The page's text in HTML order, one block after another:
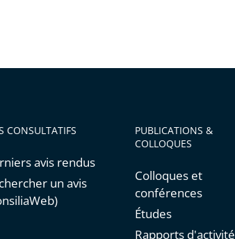
CONSULTATIFS
avis rendus
un avis
PUBLICATIONS &
COLLOQUES
Colloques et
conférences
Études
Rapports d'activité